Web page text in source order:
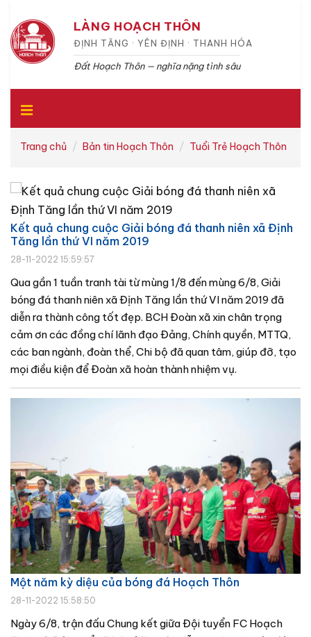
LÀNG HOẠCH THÔN
ĐỊNH TĂNG · YÊN ĐỊNH · THANH HÓA
Đất Hoạch Thôn — nghĩa nặng tình sâu
Trang chủ Bản tin Hoạch Thôn Tuổi Trẻ Hoạch Thôn
Kết quả chung cuộc Giải bóng đá thanh niên xã Định
Tăng lần thứ VI năm 2019
28-11-2022 15:59:57
Qua gần 1 tuần tranh tài từ mùng 1/8 đến mùng 6/8, Giải
bóng đá thanh niên xã Định Tăng lần thứ VI năm 2019 đã
diễn ra thành công tốt đẹp. BCH Đoàn xã xin chân trọng
cảm ơn các đồng chí lãnh đạo Đảng, Chính quyền, MTTQ,
các ban ngành, đoàn thể, Chi bộ đã quan tâm, giúp đỡ, tạo
mọi điều kiện để Đoàn xã hoàn thành nhiệm vụ.
Một năm kỳ diệu của bóng đá Hoạch Thôn
28-11-2022 15:58:50
Ngày 6/8, trận đấu Chung kết giữa Đội tuyển FC Hoạch